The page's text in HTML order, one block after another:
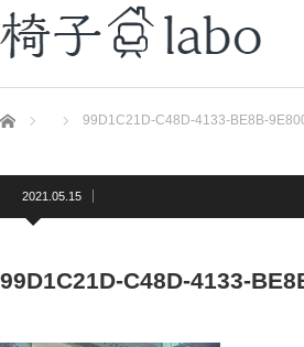
ホーム 99D1C21D-C48D-4133-BE8B-
2021.05.15
99D1C21D-C48D-4133-